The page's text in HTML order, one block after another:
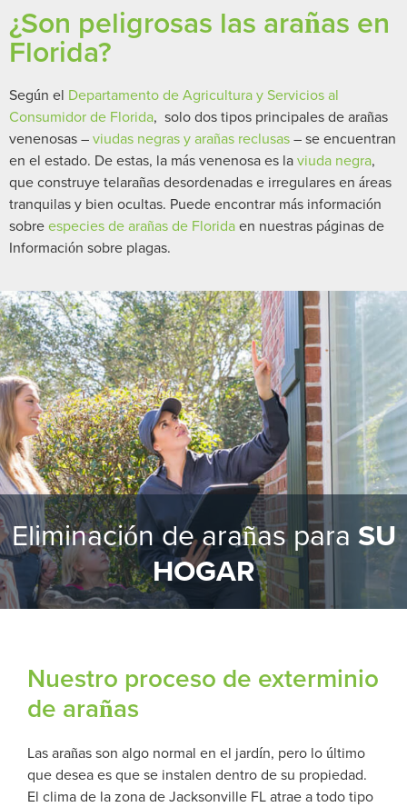
¿Son peligrosas las arañas en
Florida?
Según el Departamento de Agricultura y Servicios al
Consumidor de Florida, solo dos tipos principales de arañas
venenosas –viudas negras y arañas reclusas– se encuentran
en el estado. De estas, la más venenosa es laviuda negra,
que construye telarañas desordenadas e irregulares en áreas
tranquilas y bien ocultas. Puede encontrar más información
sobreespecies de arañas de Floridaen nuestras páginas de
Información sobre plagas.
Eliminación de arañas para SU
HOGAR
Nuestro proceso de exterminio
de arañas
Las arañas son algo normal en el jardín, pero lo último
que desea es que se instalen dentro de su propiedad.
El clima de la zona de Jacksonville FL atrae a todo tipo